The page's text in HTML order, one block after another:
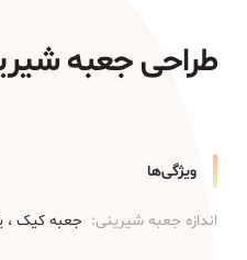
طراحی جعبه
ویژگی‌ها
اندازه جعبه شیرینی: جعبه کیک